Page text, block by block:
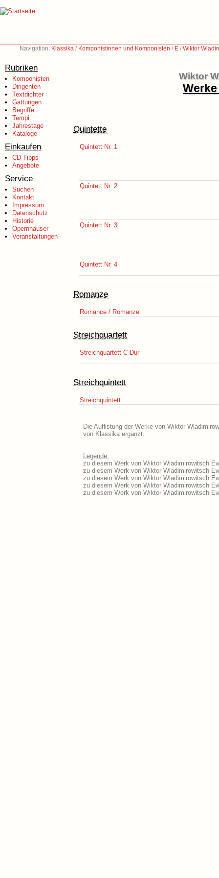
Navigation: Klassika / Komponistinnen und Komponisten / E /Wiktor
Rubriken
Komponisten
Dirigenten
Textdichter
Gattungen
Begriffe
Tempi
Jahrestage
Kataloge
Einkaufen
CD-Tipps
Angebote
Service
Suchen
Kontakt
Impressum
Datenschutz
Historie
Opernhäuser
Veranstaltungen
Wiktor
Quintette
Quintett Nr. 1
Quintett Nr. 2
Quintett Nr. 3
Quintett Nr. 4
Romanze
Romance / Romanze
Streichquartett
Streichquartett C-Dur
Streichquintett
Streichquintett
Die Auflistung der Werke von Wiktor
von Klassika ergänzt.
Legende:
zu diesem Werk von Wiktor Wladimirowitsch
zu diesem Werk von Wiktor Wladimirowitsch
zu diesem Werk von Wiktor Wladimirowitsch
zu diesem Werk von Wiktor Wladimirowitsch
zu diesem Werk von Wiktor Wladimirowitsch